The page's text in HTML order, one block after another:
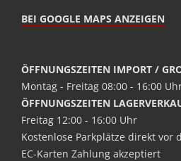
BEI GOOGLE MAPS ANZEIGEN
ÖFFNUNGSZEITEN IMPORT /
Montag - Freitag 08:00 - 16:00
ÖFFNUNGSZEITEN
Freitag 12:00 - 16:00 Uhr
Kostenlose Parkplätze direkt vor
EC-Karten Zahlung akzeptiert